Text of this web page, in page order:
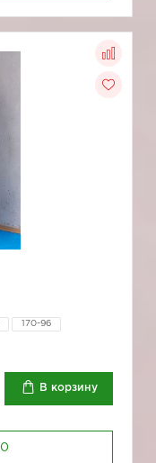
170-96
В корзину
0